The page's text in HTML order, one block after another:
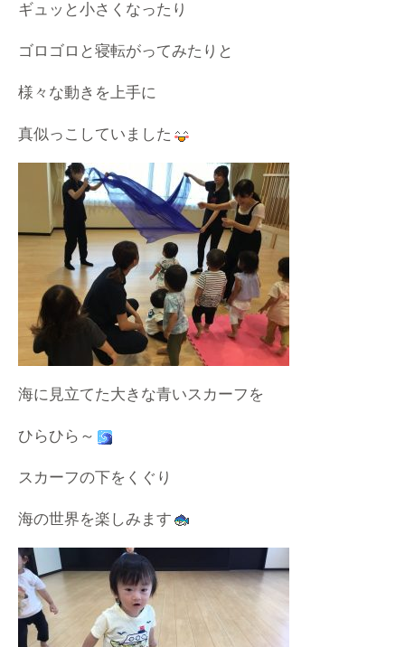
ギュッと小さくなったり
ゴロゴロと寝転がってみたりと
様々な動きを上手に
真似っこしていました
海に見立てた大きな青いスカーフを
ひらひら～
スカーフの下をくぐり
海の世界を楽しみます